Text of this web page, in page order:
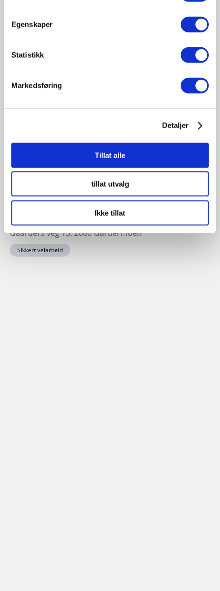
Egenskaper
Statistikk
Markedsføring
Detaljer
Tillat alle
tillat utvalg
Ikke tillat
19
Sted: Quality Hotel Ålesund | Sorenskriver Bulls gate 7
23-24
November
11:30 - 17:00
Sikkert veiarbeid konferansen 2026
Sted: Clarion Hotel & Congress Oslo Airport, Hans
Gaarders veg 15, 2060 Gardermoen
Sikkert veiarbeid